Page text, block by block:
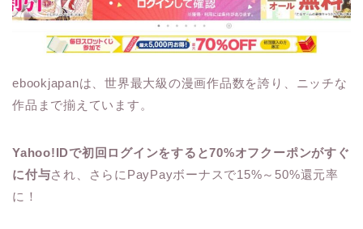
ebookjapanは、世界最大級の漫画作品数を誇り、ニッチな
作品まで揃えています。
Yahoo!IDで初回ログインをすると70%オフクーポンがすぐ
に付与され、さらにPayPayボーナスで15%～50%還元率
に！